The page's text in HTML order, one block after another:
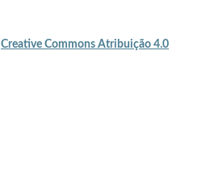
Creative Commons Atribuição 4.0